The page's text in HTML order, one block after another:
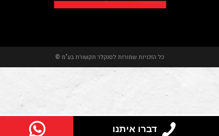
כל הזכויות שמורות לסנקלר תקשורת בע"מ ©
דברו איתנו